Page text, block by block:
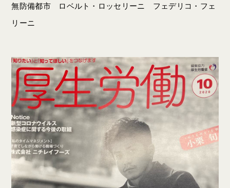
無防備都市 ロベルト・ロッセリーニ フェデリコ・フェ
リーニ